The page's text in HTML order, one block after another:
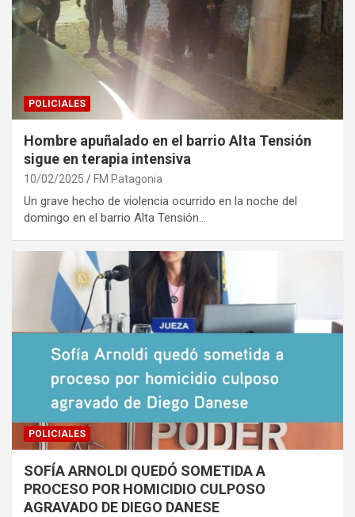
POLICIALES
Hombre apuñalado en el barrio Alta Tensión
sigue en terapia intensiva
10/02/2025 FM Patagonia
Un grave hecho de violencia ocurrido en la noche del
domingo en el barrio Alta Tensión…
POLICIALES
SOFÍA ARNOLDI QUEDÓ SOMETIDA A
PROCESO POR HOMICIDIO CULPOSO
AGRAVADO DE DIEGO DANESE